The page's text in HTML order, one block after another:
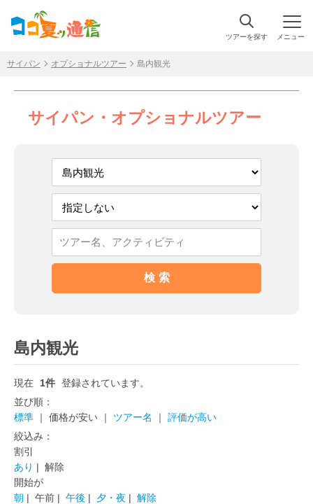
ツアーを探す
サイパン オプショナルツアー 島内観光
サイパン・オプショナルツアー
島内観光
現在 1件 登録されています。
並び順：
標準 ｜ 価格が安い ｜ ツアー名 ｜ 評価が高い
絞込み：
割引
あり | 解除
開始が
朝 | 午前 | 午後 | 夕・夜 | 解除
メニュー